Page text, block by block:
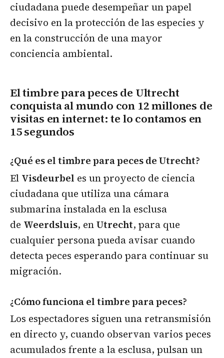
ciudadana puede desempeñar un papel
decisivo en la protección de las especies y
en la construcción de una mayor
conciencia ambiental.
El timbre para peces de Ultrecht
conquista al mundo con 12 millones de
visitas en internet: te lo contamos en
15 segundos
¿Qué es el timbre para peces de Utrecht?
El Visdeurbel es un proyecto de ciencia
ciudadana que utiliza una cámara
submarina instalada en la esclusa
de Weerdsluis, enUtrecht, para que
cualquier persona pueda avisar cuando
detecta peces esperando para continuar su
migración.
¿Cómo funciona el timbre para peces?
Los espectadores siguen una retransmisión
en directo y, cuando observan varios peces
acumulados frente a la esclusa, pulsan un